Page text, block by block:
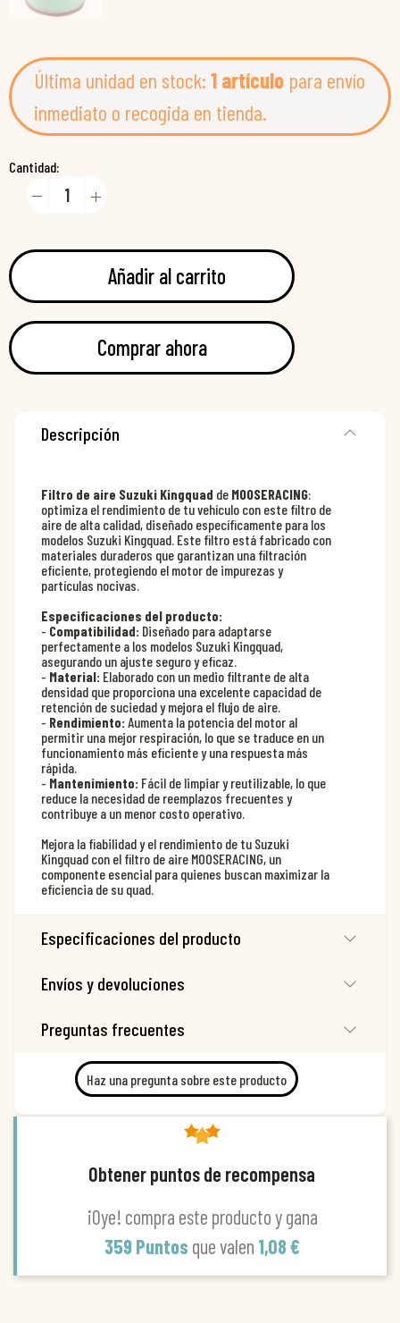
Última unidad en stock: 1 artículo para envío
inmediato o recogida en tienda.
Cantidad:
Añadir al carrito
Comprar ahora
Descripción
Filtro de aire Suzuki Kingquad de MOOSERACING:
optimiza el rendimiento de tu vehículo con este filtro de
aire de alta calidad, diseñado específicamente para los
modelos Suzuki Kingquad. Este filtro está fabricado con
materiales duraderos que garantizan una filtración
eficiente, protegiendo el motor de impurezas y
partículas nocivas.
Especificaciones del producto:
- Compatibilidad: Diseñado para adaptarse
perfectamente a los modelos Suzuki Kingquad,
asegurando un ajuste seguro y eficaz.
- Material: Elaborado con un medio filtrante de alta
densidad que proporciona una excelente capacidad de
retención de suciedad y mejora el flujo de aire.
- Rendimiento:Aumenta la potencia del motor al
permitir una mejor respiración, lo que se traduce en un
funcionamiento más eficiente y una respuesta más
rápida.
- Mantenimiento: Fácil de limpiar y reutilizable, lo que
reduce la necesidad de reemplazos frecuentes y
contribuye a un menor costo operativo.
Mejora la fiabilidad y el rendimiento de tu Suzuki
Kingquad con el filtro de aire MOOSERACING, un
componente esencial para quienes buscan maximizar la
eficiencia de su quad.
Especificaciones del producto
Envíos y devoluciones
Preguntas frecuentes
Haz una pregunta sobre este producto
Obtener puntos de recompensa
¡Oye! compra este producto y gana
359 Puntos que valen 1,08 €